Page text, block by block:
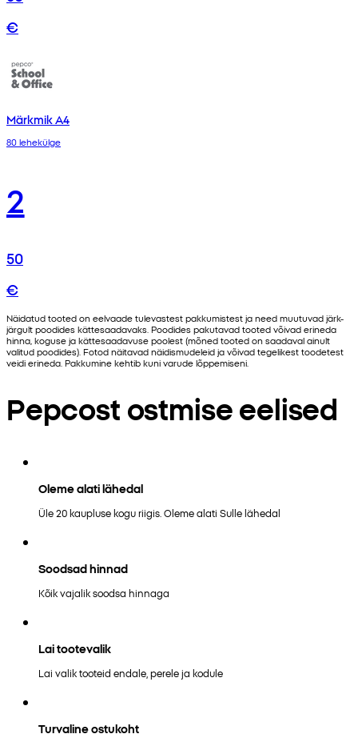
€
Märkmik A4
80 lehekülge
2
50
€
Näidatud tooted on eelvaade tulevastest pakkumistest ja need muutuvad järk-
järgult poodides kättesaadavaks. Poodides pakutavad tooted võivad erineda
hinna, koguse ja kättesaadavuse poolest (mõned tooted on saadaval ainult
valitud poodides). Fotod näitavad näidismudeleid ja võivad tegelikest toodetest
veidi erineda. Pakkumine kehtib kuni varude lõppemiseni.
Pepcost ostmise eelised
Oleme alati lähedal
Üle 20 kaupluse kogu riigis. Oleme alati Sulle lähedal
Soodsad hinnad
Kõik vajalik soodsa hinnaga
Lai tootevalik
Lai valik tooteid endale, perele ja kodule
Turvaline ostukoht